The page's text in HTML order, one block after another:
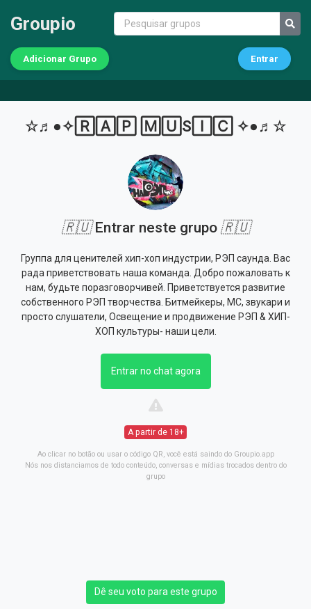
Groupio
Adicionar Grupo Entrar
☆♬●✧🅁🄰🄿 🄼🅄S🄸🄲 ✧●♬☆
🇷🇺Entrar neste grupo 🇷🇺
Группа для ценителей хип-хоп индустрии, РЭП саунда. Вас
рада приветствовать наша команда. Добро пожаловать к
нам, будьте поразговорчивей. Приветствуется развитие
собственного РЭП творчества. Битмейкеры, МС, звукари и
просто слушатели, Освещение и продвижение РЭП & ХИП-
ХОП культуры- наши цели.
Entrar no chat agora
A partir de 18+
Ao clicar no botão ou usar o código QR, você está saindo do Groupio.app
Nós nos distanciamos de todo conteúdo, conversas e mídias trocados dentro do
grupo
Dê seu voto para este grupo